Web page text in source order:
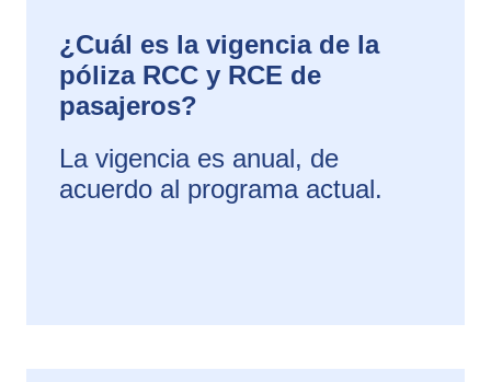
¿Cuál es la vigencia de la
póliza RCC y RCE de
pasajeros?
La vigencia es anual, de
acuerdo al programa actual.